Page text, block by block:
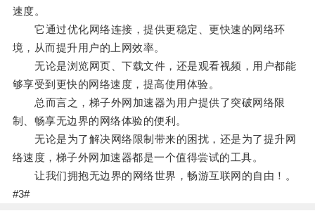
速度。
它通过优化网络连接，提供更稳定、更快速的网络环
境，从而提升用户的上网效率。
无论是浏览网页、下载文件，还是观看视频，用户都能
够享受到更快的网络速度，提高使用体验。
总而言之，梯子外网加速器为用户提供了突破网络限
制、畅享无边界的网络体验的便利。
无论是为了解决网络限制带来的困扰，还是为了提升网
络速度，梯子外网加速器都是一个值得尝试的工具。
让我们拥抱无边界的网络世界，畅游互联网的自由！。
#3#